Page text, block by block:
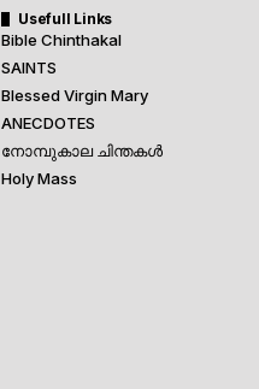
Usefull Links
Bible Chinthakal
SAINTS
Blessed Virgin Mary
ANECDOTES
നോമ്പുകാല ചിന്തകൾ
Holy Mass